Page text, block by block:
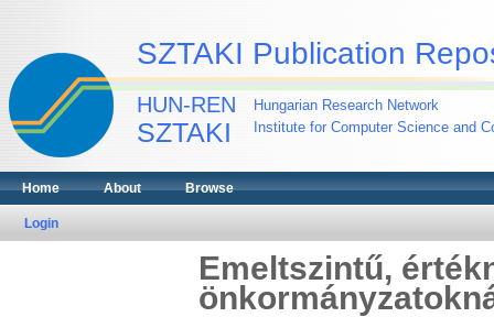
SZTAKI Publication
HUN-REN
SZTAKI
Hungarian Research Network
Institute for Computer Science and
Home About Browse
Login
Emeltszintű,